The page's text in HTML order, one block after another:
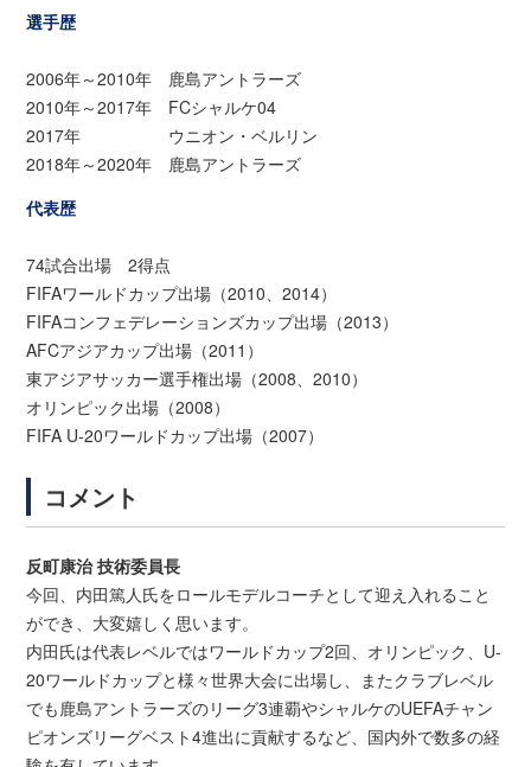
選手歴
2006年～2010年 鹿島アントラーズ
2010年～2017年 FCシャルケ04
2017年 ウニオン・ベルリン
2018年～2020年 鹿島アントラーズ
代表歴
74試合出場 2得点
FIFAワールドカップ出場（2010、2014）
FIFAコンフェデレーションズカップ出場（2013）
AFCアジアカップ出場（2011）
東アジアサッカー選手権出場（2008、2010）
オリンピック出場（2008）
FIFA U-20ワールドカップ出場（2007）
コメント
反町康治 技術委員長
今回、内田篤人氏をロールモデルコーチとして迎え入れること
ができ、大変嬉しく思います。
内田氏は代表レベルではワールドカップ2回、オリンピック、U-
20ワールドカップと様々世界大会に出場し、またクラブレベル
でも鹿島アントラーズのリーグ3連覇やシャルケのUEFAチャン
ピオンズリーグベスト4進出に貢献するなど、国内外で数多の経